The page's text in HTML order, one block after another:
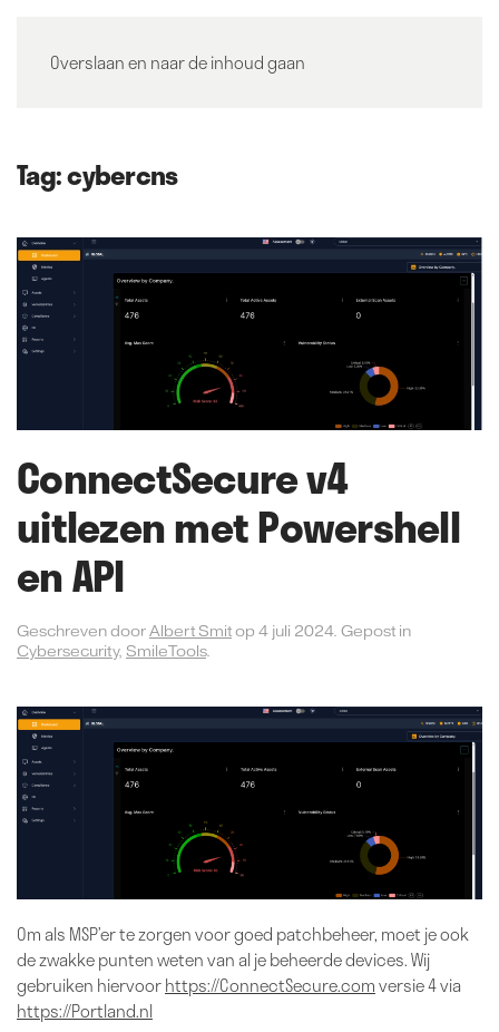
Overslaan en naar de inhoud gaan
Tag:cybercns
ConnectSecure v4
uitlezen met Powershell
en API
Geschreven doorAlbert Smitop 4 juli 2024. Gepost in
Cybersecurity, SmileTools.
Om als MSP’er te zorgen voor goed patchbeheer, moet je ook
de zwakke punten weten van al je beheerde devices. Wij
gebruiken hiervoorhttps://ConnectSecure.comversie 4 via
https://Portland.nl